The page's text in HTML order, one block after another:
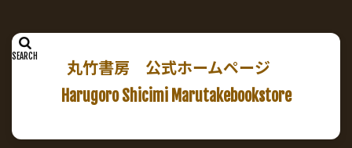
丸竹書房 公式ホームページ
Harugoro Shicimi Marutakebookstore